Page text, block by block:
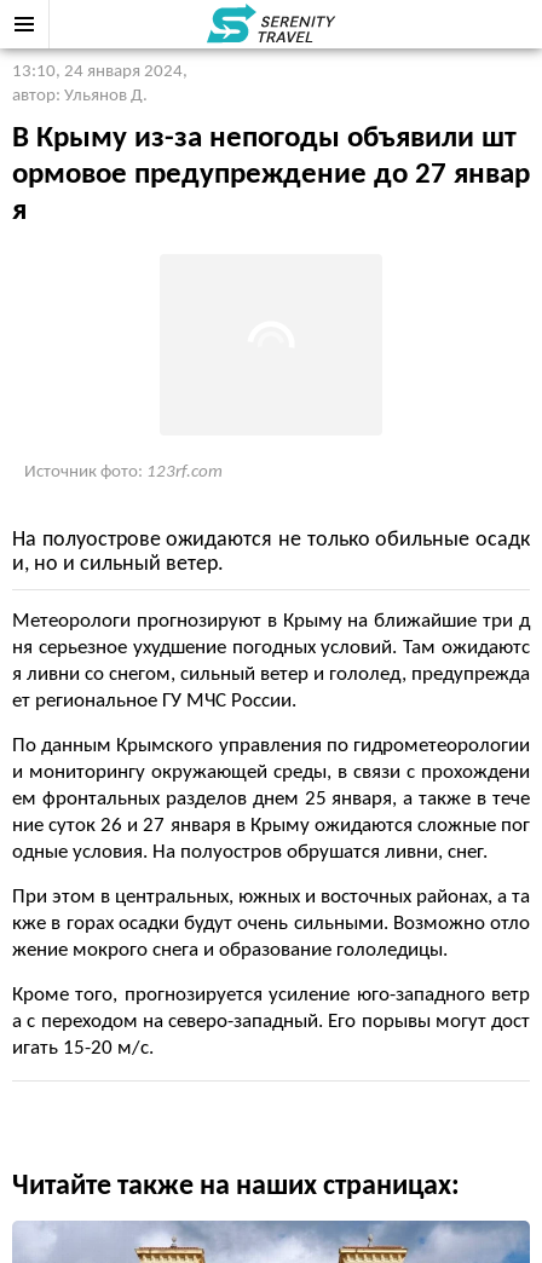
13:10, 24 января 2024,
автор: Ульянов Д.
В Крыму из-за непогоды объявили шт
ормовое предупреждение до 27 январ
я
Источник фото: 123rf.com
На полуострове ожидаются не только обильные осадк
и, но и сильный ветер.
Метеорологи прогнозируют в Крыму на ближайшие три д
ня серьезное ухудшение погодных условий. Там ожидаютс
я ливни со снегом, сильный ветер и гололед, предупрежда
ет региональное ГУ МЧС России.
По данным Крымского управления по гидрометеорологии
и мониторингу окружающей среды, в связи с прохождени
ем фронтальных разделов днем 25 января, а также в тече
ние суток 26 и 27 января в Крыму ожидаются сложные пог
одные условия. На полуостров обрушатся ливни, снег.
При этом в центральных, южных и восточных районах, а та
кже в горах осадки будут очень сильными. Возможно отло
жение мокрого снега и образование гололедицы.
Кроме того, прогнозируется усиление юго-западного ветр
а с переходом на северо-западный. Его порывы могут дост
игать 15-20 м/с.
Читайте также на наших страницах: